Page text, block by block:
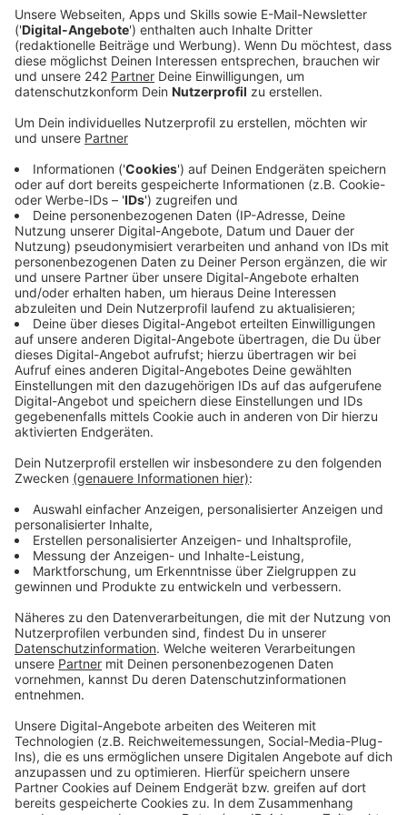
Waldstück gelaufen sein. Die Polizei hat bis in den
Abend hinein mit einem Großaufgebot an
Einsatzkräften nach dem Mann gesucht und
fahndet noch immer.
Dabei kamen auch Spürhunde und ein
Polizeihubschrauber zum Einsatz. Allerdings ohne
Erfolg. Aktuell suche man weiter mit Hilfe des
Streifendienstes nach dem Mann, sagte uns ein
Polizeisprecher am Morgen.
Der gesuchte Mann ist circa 1,70 - 1,80 Meter groß
und hat kurze dunkle Haare. Er soll ein schwarzes T-
Shirt, dunkelblaue Jeans und weiße Schuhe der Marke
Adidas getragen haben. Außerdem trägt er einen
Dreitagebart. Er hat eine Narbe auf dem linken
Oberarm eine Stern-Tätowierung.Hier könnt ihr euch
Von dem 38-Jährigen soll laut erster
Polizeieinschätzung keine Fremdgefährdung ausgehen.
Trotzdem empfiehlt die Polizei dringend, dass ihr,
wenn ihr ihn sehen solltet, auf eure eigene Sicherheit
achtet. Das heißt, versucht nicht den Mann
selbstständig anzusprechen, zu stellen oder auf
eigene Faust zu verfolgen. Informiert bei verdächtigen
Beobachtungen nur umgehend die Polizei - über den
In der Forensik in Porz sind psychisch kranke
Straftäter untergebracht. (RO|KS|Archivbild)
Anzeige